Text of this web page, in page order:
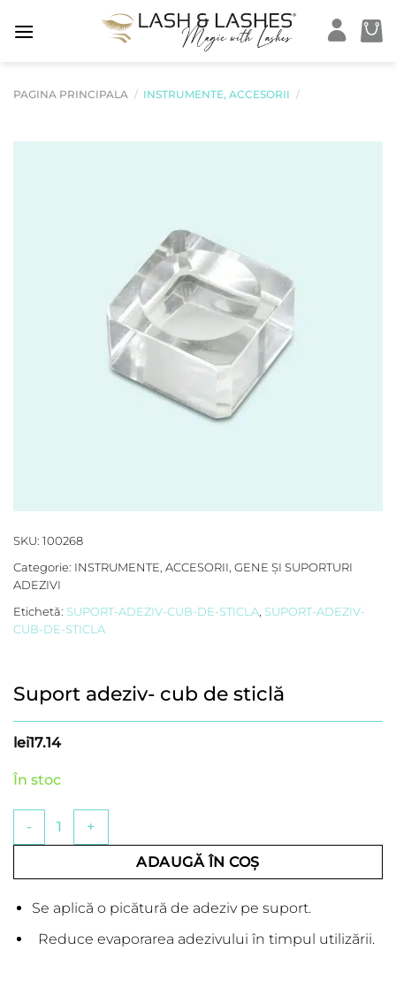
PAGINA PRINCIPALA / INSTRUMENTE, ACCESORII /
SKU: 100268
Categorie: INSTRUMENTE, ACCESORII, GENE ȘI SUPORTURI
ADEZIVI
Etichetă: SUPORT-ADEZIV-CUB-DE-STICLA, SUPORT-ADEZIV-
CUB-DE-STICLA
Suport adeziv- cub de sticlă
lei17.14
În stoc
Cantitate Suport adeziv- cub de sticlă
ADAUGĂ ÎN COȘ
Se aplică o picătură de adeziv pe suport.
Reduce evaporarea adezivului în timpul utilizării.